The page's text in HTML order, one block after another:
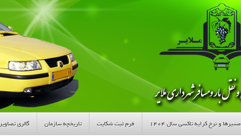
مسیرها و نرخ کرایه تاکسی سال ۱۴۰۴ فرم ثبت شکایت تاریخچه سازمان گالری تصاویر